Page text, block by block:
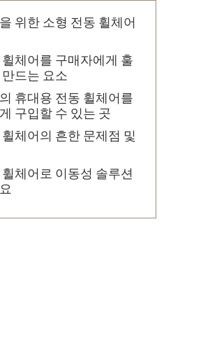
위한 소형 전동 휠체어
체어를 구매자에게 훌
드는 요소
휴대용 전동 휠체어를
구입할 수 있는 곳
체어의 흔한 문제점 및
체어로 이동성 솔루션